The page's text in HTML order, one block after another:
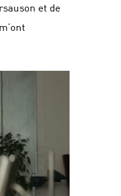
et de